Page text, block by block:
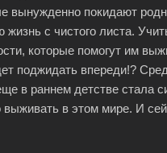
вынужденно покидают
с чистого листа.
которые помогут им
поджидать впереди!?
в раннем детстве стала
в этом мире. И